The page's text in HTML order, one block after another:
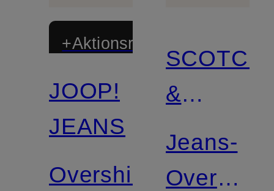
+Aktionsrabatt
JOOP!
JEANS
Overshirt
SCOTCH
&
SODA
Jeans-
Overshirt